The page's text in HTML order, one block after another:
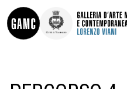
INFO